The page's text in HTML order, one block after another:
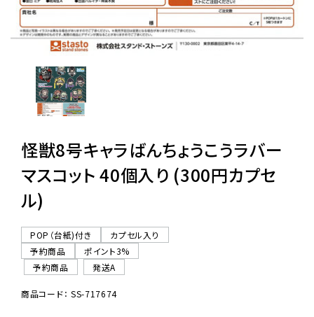
ご利用ガイド
06-6282-7659
怪獣8号キャラばんちょうこうラバー
マスコット 40個入り (300円カプセ
ル)
POP（台紙)付き
カプセル入り
予約商品
ポイント3%
予約商品
発送A
商品コード： SS-717674